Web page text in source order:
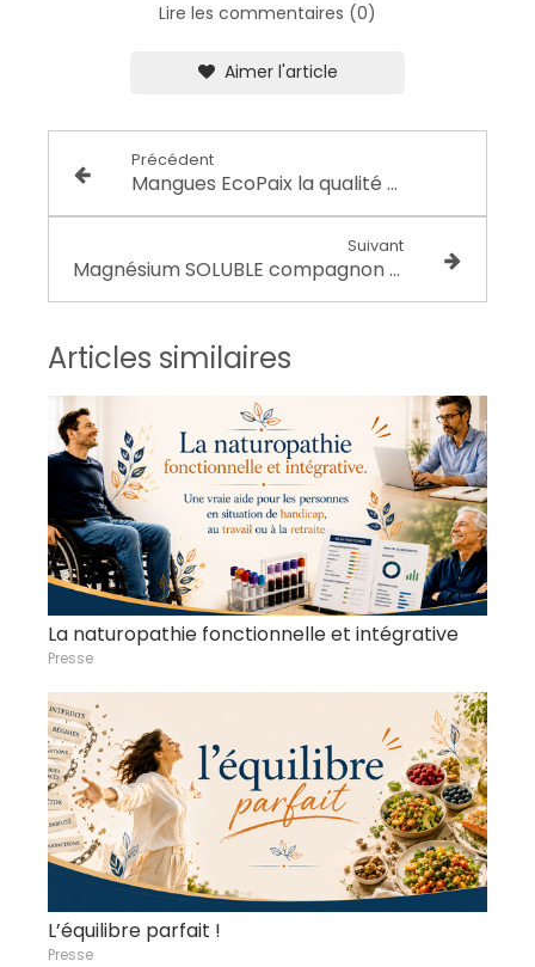
Lire les commentaires (0)
Aimer l'article
Précédent
Mangues EcoPaix la qualité pour tous
Suivant
Magnésium SOLUBLE compagnon ANTI-STRESS
Articles similaires
La naturopathie fonctionnelle et intégrative
Presse
L’équilibre parfait !
Presse